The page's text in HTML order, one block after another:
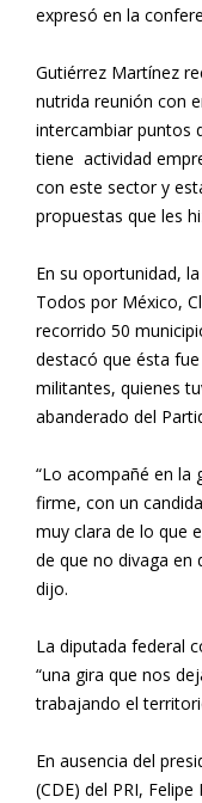
expresó en la
Gutiérrez Martínez
nutrida reunión con
intercambiar puntos
tiene actividad
con este sector y
propuestas que les
En su oportunidad,
Todos por México,
recorrido 50
destacó que ésta
militantes, quienes
abanderado del
“Lo acompañé en la
firme, con un
muy clara de lo que
de que no divaga en
dijo.
La diputada federal
“una gira que nos
trabajando el
En ausencia del
(CDE) del PRI,